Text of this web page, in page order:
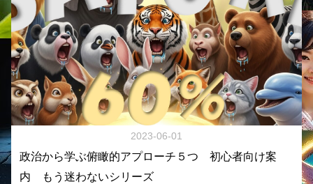
2023-06-01
政治から学ぶ俯瞰的アプローチ５つ 初心者向け案
内 もう迷わないシリーズ